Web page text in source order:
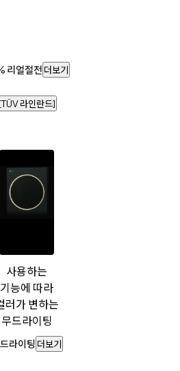
리얼절전 더보기
라인란드]
사용하는
기능에 따라
러가 변하는
무드라이팅
라이팅 더보기